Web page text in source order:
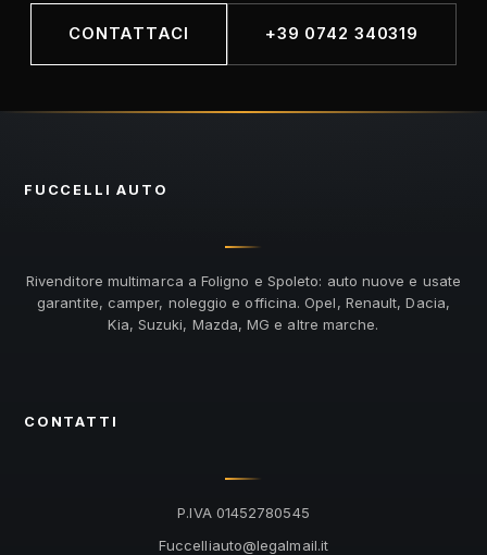
CONTATTACI +39 0742 340319
FUCCELLI AUTO
Rivenditore multimarca a Foligno e Spoleto: auto nuove e usate
garantite, camper, noleggio e officina. Opel, Renault, Dacia,
Kia, Suzuki, Mazda, MG e altre marche.
CONTATTI
P.IVA 01452780545
ti.liamlagel
@otuailleccuF